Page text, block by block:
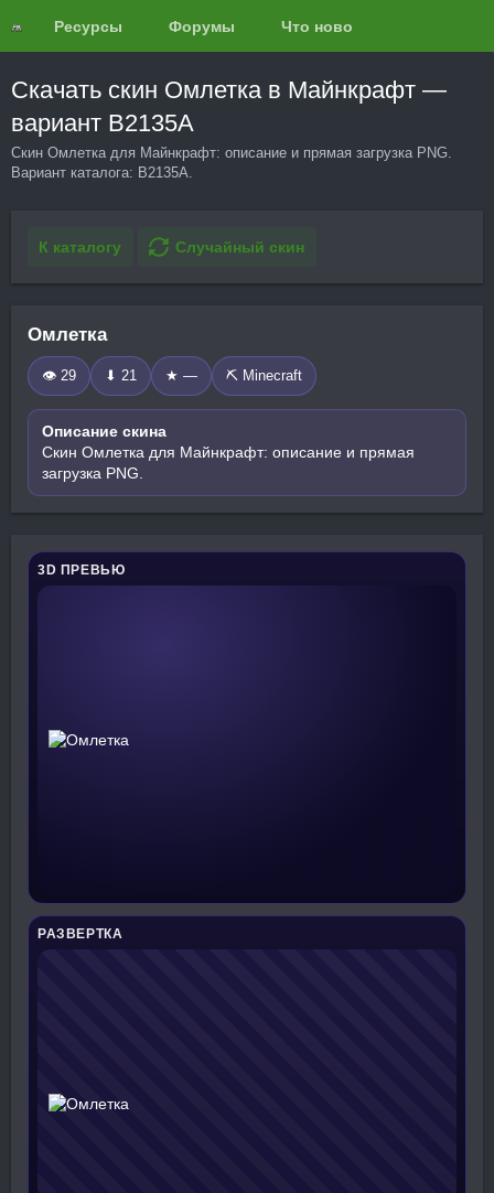
Ресурсы Форумы Что нового?
Скачать скин Омлетка в Майнкрафт —
вариант B2135A
Скин Омлетка для Майнкрафт: описание и прямая загрузка PNG.
Вариант каталога: B2135A.
К каталогу Случайный скин
Омлетка
👁 29 ⬇ 21 ★ — ⛏️ Minecraft
Описание скина
Скин Омлетка для Майнкрафт: описание и прямая
загрузка PNG.
3D ПРЕВЬЮ
РАЗВЕРТКА